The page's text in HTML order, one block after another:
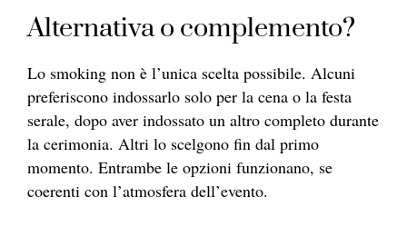
Alternativa o complemento?
Lo smoking non è l’unica scelta possibile. Alcuni
preferiscono indossarlo solo per la cena o la festa
serale, dopo aver indossato un altro completo durante
la cerimonia. Altri lo scelgono fin dal primo
momento. Entrambe le opzioni funzionano, se
coerenti con l’atmosfera dell’evento.